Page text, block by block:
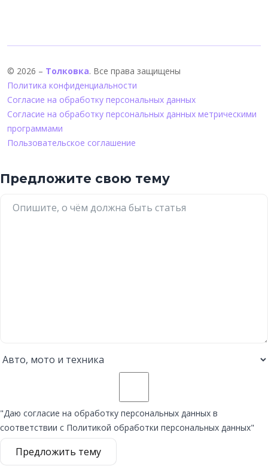
© 2026 – Толковка. Все права защищены
Политика конфиденциальности
Согласие на обработку персональных данных
Согласие на обработку персональных данных метрическими
программами
Пользовательское соглашение
Предложите свою тему
"Даю согласие на обработку персональных данных в
соответствии с Политикой обработки персональных данных"
Предложить тему